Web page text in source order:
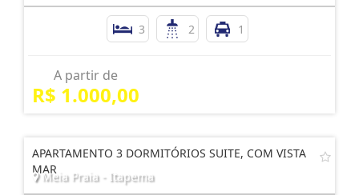
3 2 1
A partir de
R$ 1.000,00
APARTAMENTO 3 DORMITÓRIOS SUITE, COM VISTA
MAR
Meia Praia - Itapema